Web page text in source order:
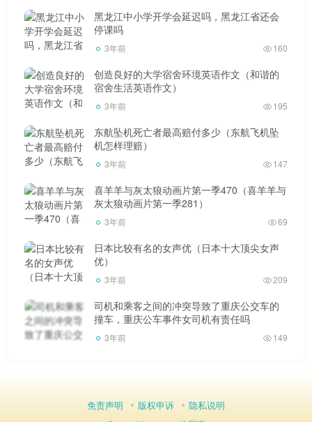
(Mayli波)。来自地下的纵波使地面颠簸和振动。振动方向垂
直于传播方向的波是横波(S波)。来自地面的剪切波会引起地
面的水平振动。因为纵波在地球中的传播速度比横波快，所
以在地震中，纵波总是最先到达地表，而横波总是滞后。这
样，近期大地震发生时，人们一般先感受到起伏，几秒到十
因。两个。地震震级是地震震级的一种度量。根据地震释放
能量的多少，用“等级”表示。震级标度最初是由美国地震学
家李在镕·里克特发明的。
)是1935年研究加州当地地震时提出的。周期为0.8s、放
大倍数为2800、阻尼系数为0.8元的“标准地震仪”(或称“安德
森地震仪”)在距震中100km的指定距离上记录的水平最大振
幅(单振幅，μ)的常用对数就是地震的震级。以后可以将远程
地震仪和非标准地震仪的记录进行转换，确定震级。震级，
如平面波震级(MS)、体波震级(Mb)、近震震级(ML)也可以相
互转换。按照里克特的计算方法，2000年已知的最大地震没
震、弱震(或小震)、强震(或中震)和大震。来源:百度百科
黑龙江中小学开学会延迟吗，黑龙江省还会
停课吗
3年前 160
创造良好的大学宿舍环境英语作文（和谐的
宿舍生活英语作文）
3年前 195
东航坠机死亡者最高赔付多少（东航飞机坠
机怎样理赔）
3年前 147
喜羊羊与灰太狼动画片第一季470（喜羊羊与
灰太狼动画片第一季281）
3年前 69
日本比较有名的女声优（日本十大顶尖女声
优）
3年前 209
司机和乘客之间的冲突导致了重庆公交车的
撞车，重庆公车事件女司机有责任吗
3年前 149
免责声明 版权申诉 隐私说明